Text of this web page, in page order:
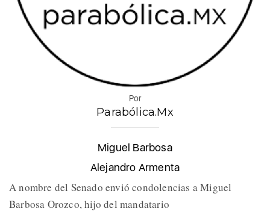
Por
Parabólica.Mx
Miguel Barbosa
Alejandro Armenta
A nombre del Senado envió condolencias a Miguel
Barbosa Orozco, hijo del mandatario